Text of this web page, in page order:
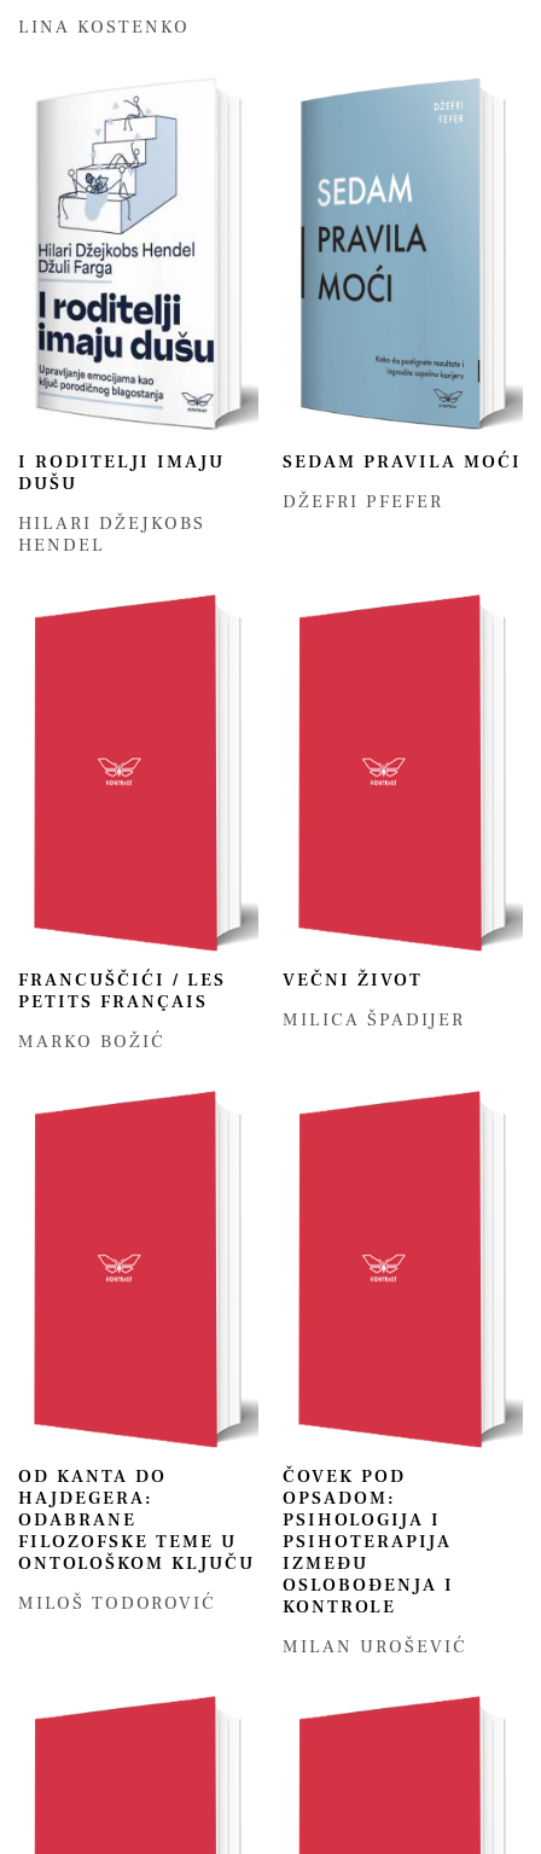
LINA KOSTENKO
I RODITELJI IMAJU
DUŠU
HILARI DŽEJKOBS
HENDEL
SEDAM PRAVILA MOĆI
DŽEFRI PFEFER
FRANCUŠČIĆI / LES
PETITS FRANÇAIS
MARKO BOŽIĆ
VEČNI ŽIVOT
MILICA ŠPADIJER
OD KANTA DO
HAJDEGERA:
ODABRANE
FILOZOFSKE TEME U
ONTOLOŠKOM KLJUČU
MILOŠ TODOROVIĆ
ČOVEK POD
OPSADOM:
PSIHOLOGIJA I
PSIHOTERAPIJA
IZMEĐU
OSLOBOĐENJA I
KONTROLE
MILAN UROŠEVIĆ